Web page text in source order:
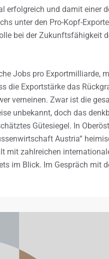
erfolgreich und damit einer
unter den Pro-Kopf-
bei der Zukunftsfähigkeit
Jobs pro Exportmilliarde,
die Exportstärke das
verneinen. Zwar ist die
unbekannt, doch das
Gütesiegel. In
Austria“
mit zahlreichen
im Blick. Im Gespräch mit